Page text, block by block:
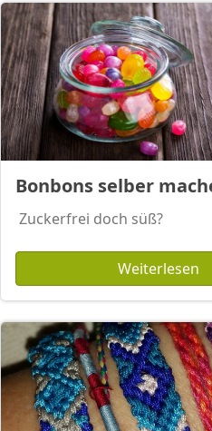
Bonbons selber
Zuckerfrei doch süß?
Weiterlesen